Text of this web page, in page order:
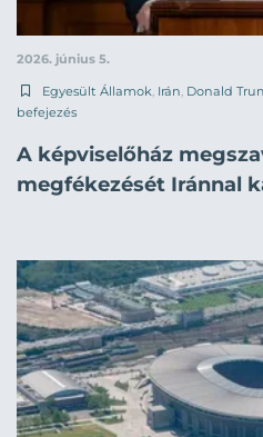
2026. június 5.
Egyesült Államok Irán Donald
befejezés
A képviselőház
megfékezését Iránnal